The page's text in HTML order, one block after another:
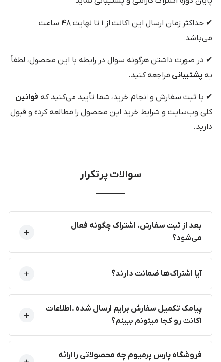
✔ حداکثر زمان ارسال این اکانت از ۱ تا نهایت ۴۸ ساعت
می‌باشد.
✔ در صورت داشتن هرگونه سوال در رابطه با این محصول، لطفاً
به پشتیبانی مراجعه کنید.
✔ با ثبت سفارش و انجام خرید، شما تأیید می‌کنید که قوانین
کلی وب‌سایت و شرایط خرید این محصول را مطالعه کرده و قبول
دارید.
سوالات پرتکرار
بعد از ثبت سفارش، اشتراک چگونه فعال
می‌شود؟
آیا اشتراک‌ها ضمانت دارند؟
پیامک تکمیل سفارش برایم ارسال شده .اطلاعات
اکانت رو کجا میتونم ببینم؟
فروشگاه پارس پرمیوم چه محصولاتی را ارائه